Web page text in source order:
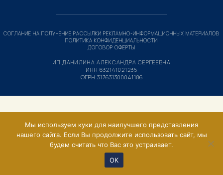
ИП ДАНИЛИНА АЛЕКСАНДРА СЕРГЕЕВНА
ИНН 632141021235
ОГРН 317631300041186
СОГЛАНИЕ НА ПОЛУЧЕНИЕ РАССЫЛКИ РЕКЛАМНО-ИНФОРМАЦИОННЫХ МАТЕРИАЛОВ
ПОЛИТИКА КОНФИДЕНЦИАЛЬНОСТИ
ДОГОВОР ОФЕРТЫ
Мы используем куки для наилучшего представления
нашего сайта. Если Вы продолжите использовать сайт, мы
будем считать что Вас это устраивает.
ОК